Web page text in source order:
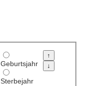
Geburtsjahr
Sterbejahr